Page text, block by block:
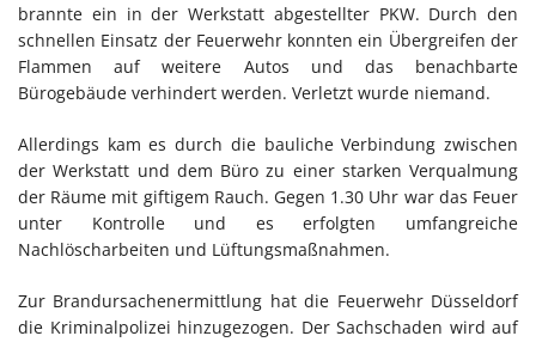
brannte ein in der Werkstatt abgestellter PKW. Durch den
schnellen Einsatz der Feuerwehr konnten ein Übergreifen der
Flammen auf weitere Autos und das benachbarte
Bürogebäude verhindert werden. Verletzt wurde niemand.
Allerdings kam es durch die bauliche Verbindung zwischen
der Werkstatt und dem Büro zu einer starken Verqualmung
der Räume mit giftigem Rauch. Gegen 1.30 Uhr war das Feuer
unter Kontrolle und es erfolgten umfangreiche
Nachlöscharbeiten und Lüftungsmaßnahmen.
Zur Brandursachenermittlung hat die Feuerwehr Düsseldorf
die Kriminalpolizei hinzugezogen. Der Sachschaden wird auf